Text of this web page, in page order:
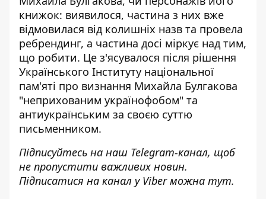
книжок: виявилося, частина з них вже
відмовилася від колишніх назв та провела
ребрендинг, а частина досі міркує над тим,
що робити. Це з'ясувалося після рішення
Українського Інституту національної
пам'яті про визнання Михайла Булгакова
"неприхованим українофобом" та
антиукраїнським за своєю суттю
письменником.
Підписуйтесь на наш Telegram-канал, щоб
не пропустити важливих новин.
Підписатися на канал у Viber можна тут.